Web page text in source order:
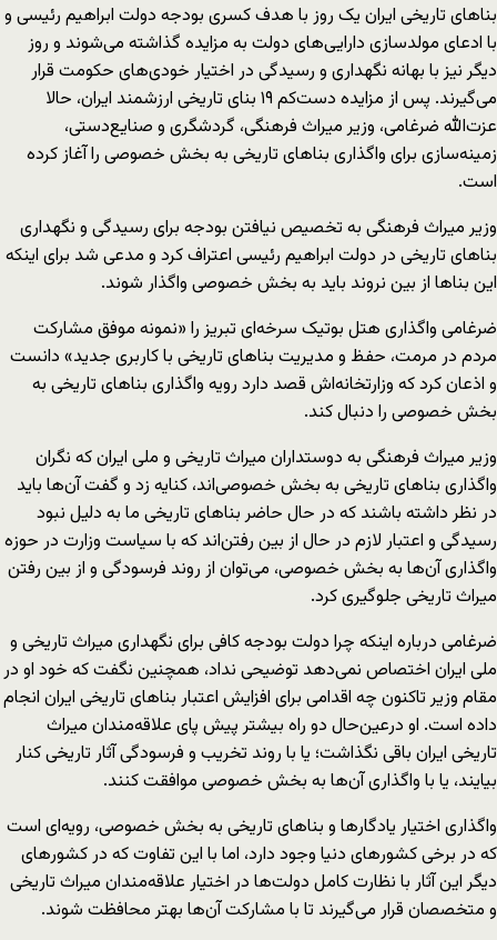
بناهای تاریخی ایران یک روز با هدف کسری بودجه دولت ابراهیم رئیسی و
با ادعای مولدسازی دارایی‌های دولت به مزایده‌ گذاشته می‌شوند و روز
دیگر نیز با بهانه نگهداری و رسیدگی در اختیار خودی‌های حکومت قرار
می‌گیرند. پس از مزایده دست‌کم ۱۹ بنای تاریخی ارزشمند ایران، حالا
عزت‌الله ضرغامی، وزیر میراث فرهنگی، گردشگری و صنایع‌دستی،
زمینه‌سازی برای واگذاری بناهای تاریخی به بخش خصوصی را آغاز کرده
است.
وزیر میراث فرهنگی به تخصیص نیافتن بودجه برای رسیدگی و نگهداری
بناهای تاریخی در دولت ابراهیم رئیسی اعتراف کرد و مدعی شد برای اینکه
این بناها از بین نروند باید به بخش خصوصی واگذار شوند.
ضرغامی واگذاری هتل بوتیک سرخه‌ای تبریز را «نمونه موفق مشارکت
مردم در مرمت، حفظ و مدیریت بناهای تاریخی با کاربری جدید» دانست
و اذعان کرد که وزارتخانه‌اش قصد دارد رویه‌ واگذاری بناهای تاریخی به
بخش خصوصی را دنبال کند.
وزیر میراث فرهنگی به دوستداران میراث تاریخی و ملی ایران که نگران
واگذاری بناهای تاریخی به بخش خصوصی‌اند، کنایه زد و گفت آن‌ها باید
در نظر داشته باشند که در حال حاضر بناهای تاریخی ما به دلیل نبود
رسیدگی و اعتبار لازم در حال از بین رفتن‌اند که با سیاست وزارت در حوزه
واگذاری آن‌ها به بخش خصوصی، می‌توان از روند فرسودگی و از بین رفتن
میراث تاریخی جلوگیری کرد.
ضرغامی درباره اینکه چرا دولت بودجه کافی برای نگهداری میراث تاریخی و
ملی ایران اختصاص نمی‌دهد توضیحی نداد، همچنین نگفت که خود او در
مقام وزیر تاکنون چه اقدامی برای افزایش اعتبار بناهای تاریخی ایران انجام
داده است. او درعین‌حال دو راه بیشتر پیش پای علاقه‌مندان میراث
تاریخی ایران باقی نگذاشت؛ یا با روند تخریب و فرسودگی آثار تاریخی کنار
بیایند، یا با واگذاری آن‌ها به بخش خصوصی موافقت کنند.
واگذاری اختیار یادگارها و بناهای تاریخی به بخش خصوصی، رویه‌ای است
که در برخی کشورهای دنیا وجود دارد، اما با این تفاوت که در کشورهای
دیگر این آثار با نظارت کامل دولت‌ها در اختیار علاقه‌مندان میراث تاریخی
و متخصصان قرار می‌گیرند تا با مشارکت آن‌ها بهتر محافظت شوند.